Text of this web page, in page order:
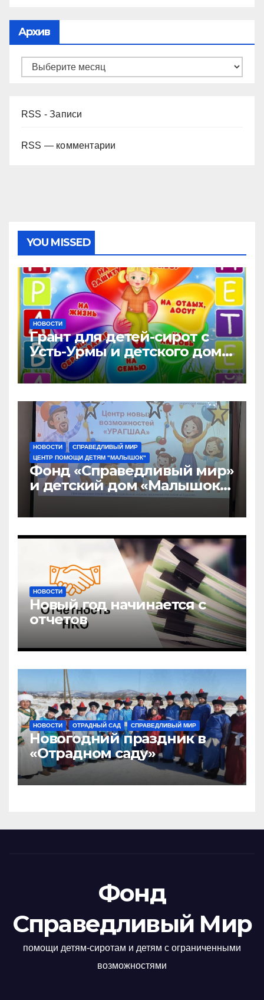
Архив
RSS - Записи
RSS — комментарии
YOU MISSED
НОВОСТИ
Грант для детей-сирот с
Усть-Урмы и детского дома
«Малышок»
НОВОСТИ
СПРАВЕДЛИВЫЙ МИР
ЦЕНТР ПОМОЩИ ДЕТЯМ "МАЛЫШОК"
Фонд «Справедливый мир»
и детский дом «Малышок»
открыли центр новых
возможностей «УРАГШАА»
НОВОСТИ
Новый год начинается с
отчетов
НОВОСТИ ОТРАДНЫЙ САД СПРАВЕДЛИВЫЙ МИР
Новогодний праздник в
«Отрадном саду»
Фонд
Справедливый Мир
помощи детям-сиротам и детям с ограниченными
возможностями